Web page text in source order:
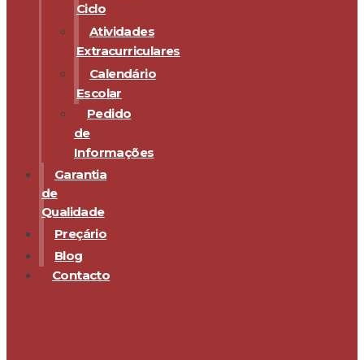
Ciclo
Atividades
Extracurriculares
Calendário
Escolar
Pedido
de
Informações
Garantia
de
Qualidade
Preçário
Blog
Contacto